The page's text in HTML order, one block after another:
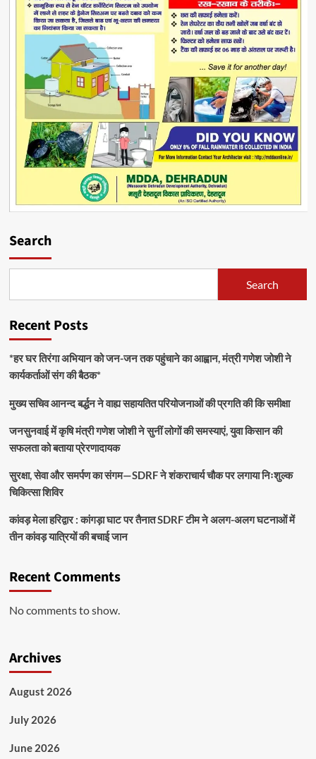
Search
Search
Recent Posts
*हर घर तिरंगा अभियान को जन-जन तक पहुंचाने का आह्वान, मंत्री गणेश जोशी ने
कार्यकर्ताओं संग की बैठक*
मुख्य सचिव आनन्द बर्द्धन ने वाह्य सहायतित परियोजनाओं की प्रगति की कि समीक्षा
जनसुनवाई में कृषि मंत्री गणेश जोशी ने सुनीं लोगों की समस्याएं, युवा किसान की
सफलता को बताया प्रेरणादायक
सुरक्षा, सेवा और समर्पण का संगम—SDRF ने शंकराचार्य चौक पर लगाया निःशुल्क
चिकित्सा शिविर
कांवड़ मेला हरिद्वार : कांगड़ा घाट पर तैनात SDRF टीम ने अलग-अलग घटनाओं में
तीन कांवड़ यात्रियों की बचाई जान
Recent Comments
No comments to show.
Archives
August 2026
July 2026
June 2026